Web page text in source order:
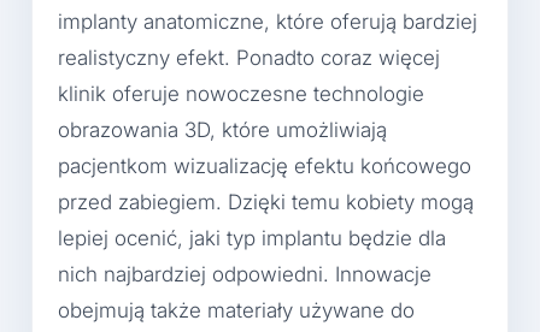
implanty anatomiczne, które oferują bardziej
realistyczny efekt. Ponadto coraz więcej
klinik oferuje nowoczesne technologie
obrazowania 3D, które umożliwiają
pacjentkom wizualizację efektu końcowego
przed zabiegiem. Dzięki temu kobiety mogą
lepiej ocenić, jaki typ implantu będzie dla
nich najbardziej odpowiedni. Innowacje
obejmują także materiały używane do